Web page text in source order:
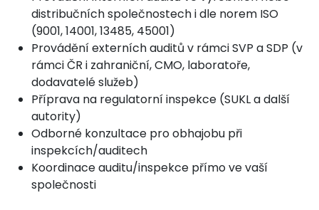
distribučních společnostech i dle norem ISO
(9001, 14001, 13485, 45001)
Provádění externích auditů v rámci SVP a SDP (v
rámci ČR i zahraniční, CMO, laboratoře,
dodavatelé služeb)
Příprava na regulatorní inspekce (SUKL a další
autority)
Odborné konzultace pro obhajobu při
inspekcích/auditech
Koordinace auditu/inspekce přímo ve vaší
společnosti